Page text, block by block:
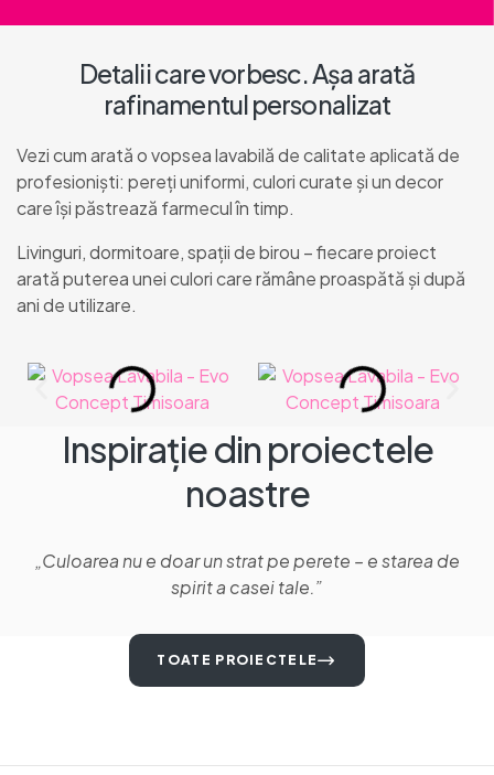
Detalii care vorbesc. Așa arată
rafinamentul personalizat
Vezi cum arată o vopsea lavabilă de calitate aplicată de
profesioniști: pereți uniformi, culori curate și un decor
care își păstrează farmecul în timp.
Livinguri, dormitoare, spații de birou – fiecare proiect
arată puterea unei culori care rămâne proaspătă și după
ani de utilizare.
Inspirație din proiectele
noastre
„Culoarea nu e doar un strat pe perete – e starea de
spirit a casei tale.”
TOATE PROIECTELE